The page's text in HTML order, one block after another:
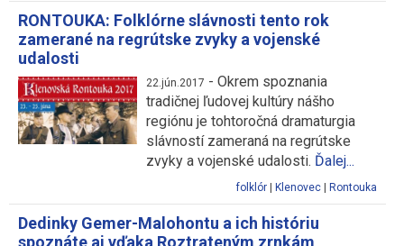
RONTOUKA: Folklórne slávnosti tento rok
zamerané na regrútske zvyky a vojenské
udalosti
22.jún.2017 - Okrem spoznania
tradičnej ľudovej kultúry nášho
regiónu je tohtoročná dramaturgia
slávností zameraná na regrútske
zvyky a vojenské udalosti. Ďalej...
folklór Klenovec Rontouka
Dedinky Gemer-Malohontu a ich históriu
spoznáte aj vďaka Roztrateným zrnkám